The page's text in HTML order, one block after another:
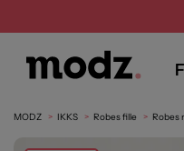
MODZ IKKS Robes fille Robes